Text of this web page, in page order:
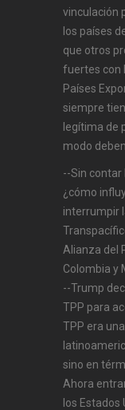
vinculación
los países
que otros
fuertes con
Países
siempre
legítima de
modo
--Sin contar
¿cómo
interrumpir
Alianza del
Colombia y
--Trump
TPP para
TPP era
sino en
Ahora
los Estados